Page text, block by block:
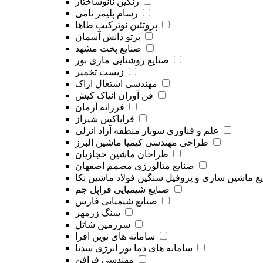
رسام پلیمر نامی
پروتئین نوترکیب طاها
پرتو دانش آسمان
صنایع پخت مشهد
صنایع روشنایی مازی نور
زیست تخمیر
مهندسی اشتعال اراک
فن آوران انیاک کیش
فرزانه آرمان
فراپاکس شیراز
علم و فناوری سوبار منطقه آزاد انزلی
طراحی مهندسی کیمیا ماشین البرز
طراحان ماشین حجازیان
صنایع متالورژی مصمم اصفهان
ماشین سازی و پروفیل سنگین فولاد ماشین نکا
صنایع شیمیایی فراپل جم
صنایع شیمیایی فارس
سنگ زرمهر
سرزمین شاتل
سامانه های نوین افرا
سامانه‌ های دما نور انرژی سدنا
مهندسی فرافن